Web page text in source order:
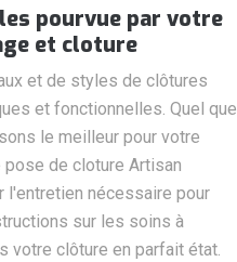
pourvue par votre
et cloture
et de styles de clôtures
et fonctionnelles. Quel que
le meilleur pour votre
pose de cloture Artisan
l'entretien nécessaire pour
sur les soins à
votre clôture en parfait état.